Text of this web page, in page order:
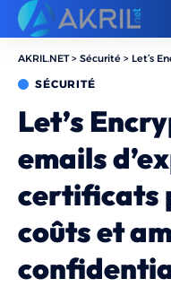
AKRIL.NET> Sécurité > Let’s Encrypt :
SÉCURITÉ
Let’s
emails
certificats
coûts et